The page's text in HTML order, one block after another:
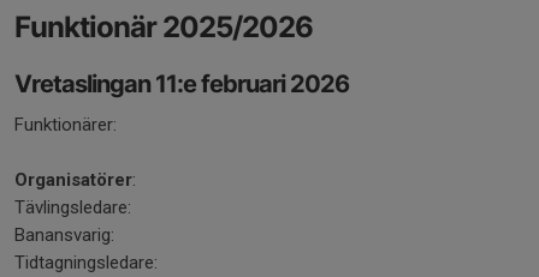
Funktionär 2025/2026
Vretaslingan 11:e februari 2026
Funktionärer:
Organisatörer:
Tävlingsledare:
Banansvarig:
Tidtagningsledare: